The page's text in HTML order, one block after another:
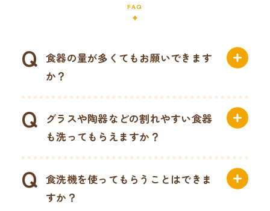
FAQ
食器の量が多くてもお願いできます
か？
グラスや陶器などの割れやすい食器
も洗ってもらえますか？
食洗機を使ってもらうことはできま
すか？